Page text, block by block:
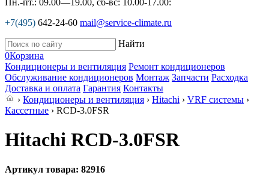
Пн.-пт.: 09.00—19.00, сб-вс: 10.00-17.00:
+7(495) 642-24-60 mail@service-climate.ru
Найти
0Корзина
Кондиционеры и вентиляция Ремонт кондиционеров
Обслуживание кондиционеров Монтаж Запчасти Расходка
Доставка и оплата Гарантия Контакты
› Кондиционеры и вентиляция › Hitachi › VRF системы ›
Кассетные › RCD-3.0FSR
Hitachi RCD-3.0FSR
Артикул товара: 82916